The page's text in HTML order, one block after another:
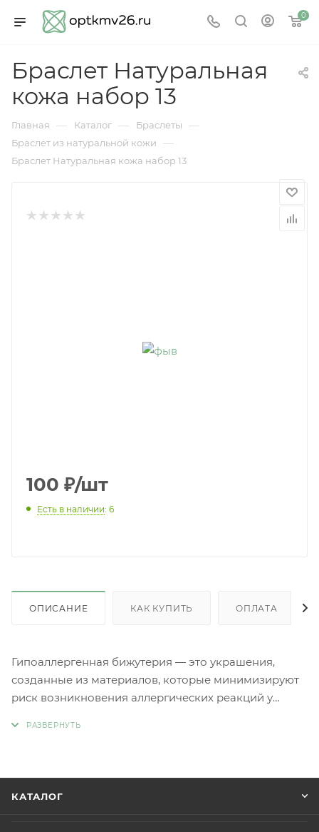
0
Браслет Натуральная
кожа набор 13
Главная — Каталог — Браслеты —
Браслет из натуральной кожи —
Браслет Натуральная кожа набор 13
100 ₽/шт
Есть в наличии: 6
ОПИСАНИЕ КАК КУПИТЬ ОПЛАТА
Гипоаллергенная бижутерия — это украшения,
созданные из материалов, которые минимизируют
риск возникновения аллергических реакций у
гипоаллергенной бижутерии используются
КАТАЛОГ